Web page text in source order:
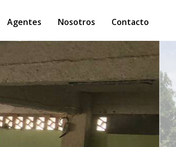
Agentes Nosotros Contacto